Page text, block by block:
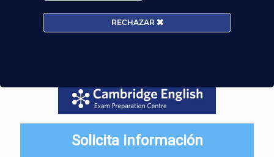
Solicita información
RECHAZAR